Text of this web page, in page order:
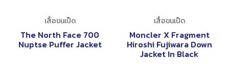
เสื้อขนเป็ด
The North Face 700
Nuptse Puffer Jacket
เสื้อขนเป็ด
Moncler X Fragment
Hiroshi Fujiwara Down
Jacket In Black